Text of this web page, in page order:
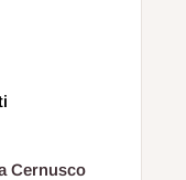
Cernusco